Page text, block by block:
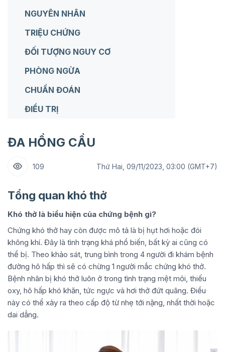
NGUYÊN NHÂN
TRIỆU CHỨNG
ĐỐI TƯỢNG NGUY CƠ
PHÒNG NGỪA
CHUẨN ĐOÁN
ĐIỀU TRỊ
ĐA HỒNG CẦU
109 Thứ Hai, 09/11/2023, 03:00 (GMT+7)
Tổng quan khó thở
Khó thở là biểu hiện của chứng bệnh gì?
Chứng khó thở hay còn được mô tả là bị hụt hơi hoặc đói
không khí. Đây là tình trạng khá phổ biến, bất kỳ ai cũng có
thể bị. Theo khảo sát, trung bình trong 4 người đi khám bệnh
đường hô hấp thì sẽ có chừng 1 người mắc chứng khó thở.
Bệnh nhân bị khó thở luôn ở trong tình trạng mệt mỏi, thiếu
oxy, hô hấp khó khăn, tức ngực và hơi thở đứt quãng. Điều
này có thể xảy ra theo cấp độ từ nhẹ tới nặng, nhất thời hoặc
dai dẳng.